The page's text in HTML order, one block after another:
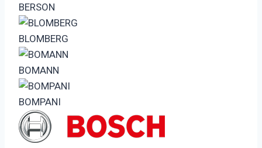
BERSON
BLOMBERG
BOMANN
BOMPANI